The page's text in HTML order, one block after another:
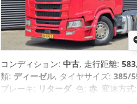
コンディション: 中古, 走行距離:
類: ディーゼル, タイヤサイズ: 385/
ブレーキ: リターダ, 色: 赤, 変速方式: